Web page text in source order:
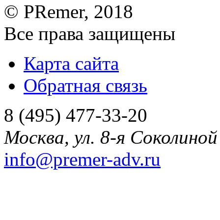
© PRemer, 2018
Все права защищены
Карта сайта
Обратная связь
8 (495) 477-33-20
Москва, ул. 8-я
info@premer-adv.ru